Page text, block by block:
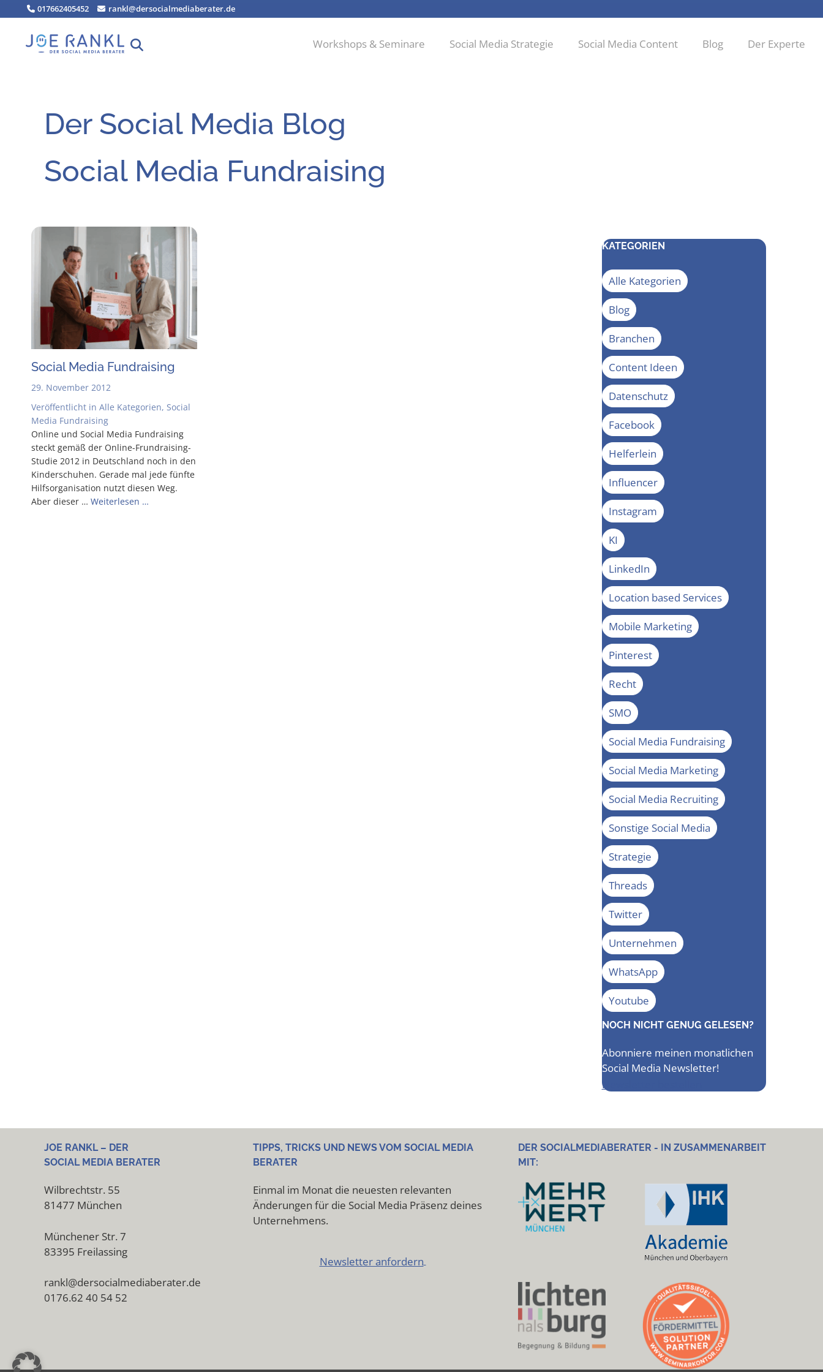
Inhalt
springen
017662405452 rankl@dersocialmediaberater.de
Workshops & Seminare Social Media Strategie Social Media Content Blog Der Experte
Der Social Media Blog
Social Media Fundraising
Social Media Fundraising
29. November 2012
Veröffentlicht in Alle Kategorien, Social
Media Fundraising
Online und Social Media Fund­rai­sing
steckt gemäß der Online-Frun­d­rai­­sing-
Stu­­die 2012 in Deutsch­land noch in den
Kin­der­schu­hen. Gera­de mal jede fünf­te
Hilfs­or­ga­ni­sa­ti­on nutzt die­sen Weg.
Aber die­ser … Wei­ter­le­sen …
KATEGORIEN
Alle Kategorien
Blog
Branchen
Content Ideen
Datenschutz
Facebook
Helferlein
Influencer
Instagram
KI
LinkedIn
Location based Services
Mobile Marketing
Pinterest
Recht
SMO
Social Media Fundraising
Social Media Marketing
Social Media Recruiting
Sonstige Social Media
Strategie
Threads
Twitter
Unternehmen
WhatsApp
Youtube
NOCH NICHT GENUG GELESEN?
Abonniere meinen monatlichen
Social Media Newsletter!
Newsletter bestellen
JOE RANKL – DER
SOCIAL MEDIA BERATER
Wilbrechtstr. 55
81477 München
Münchener Str. 7
83395 Freilassing
rankl@dersocialmediaberater.de
0176.62 40 54 52
TIPPS, TRICKS UND NEWS VOM SOCIAL MEDIA
BERATER
Einmal im Monat die neuesten relevanten
Änderungen für die Social Media Präsenz deines
Unternehmens.
Newsletter anfordern
DER SOCIALMEDIABERATER - IN ZUSAMMENARBEIT
MIT: